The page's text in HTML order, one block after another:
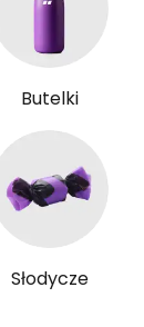
Butelki
Słodycze